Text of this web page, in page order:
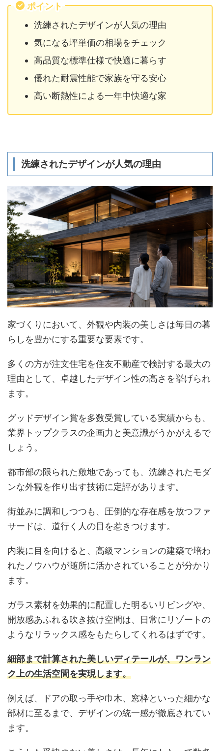
ポイント
洗練されたデザインが人気の理由
気になる坪単価の相場をチェック
高品質な標準仕様で快適に暮らす
優れた耐震性能で家族を守る安心
高い断熱性による一年中快適な家
洗練されたデザインが人気の理由
家づくりにおいて、外観や内装の美しさは毎日の暮
らしを豊かにする重要な要素です。
多くの方が注文住宅を住友不動産で検討する最大の
理由として、卓越したデザイン性の高さを挙げられ
ます。
グッドデザイン賞を多数受賞している実績からも、
業界トップクラスの企画力と美意識がうかがえるで
しょう。
都市部の限られた敷地であっても、洗練されたモダ
ンな外観を作り出す技術に定評があります。
街並みに調和しつつも、圧倒的な存在感を放つファ
サードは、道行く人の目を惹きつけます。
内装に目を向けると、高級マンションの建築で培わ
れたノウハウが随所に活かされていることが分かり
ます。
ガラス素材を効果的に配置した明るいリビングや、
開放感あふれる吹き抜け空間は、日常にリゾートの
ようなリラックス感をもたらしてくれるはずです。
細部まで計算された美しいディテールが、ワンラン
ク上の生活空間を実現します。
例えば、ドアの取っ手や巾木、窓枠といった細かな
部材に至るまで、デザインの統一感が徹底されてい
ます。